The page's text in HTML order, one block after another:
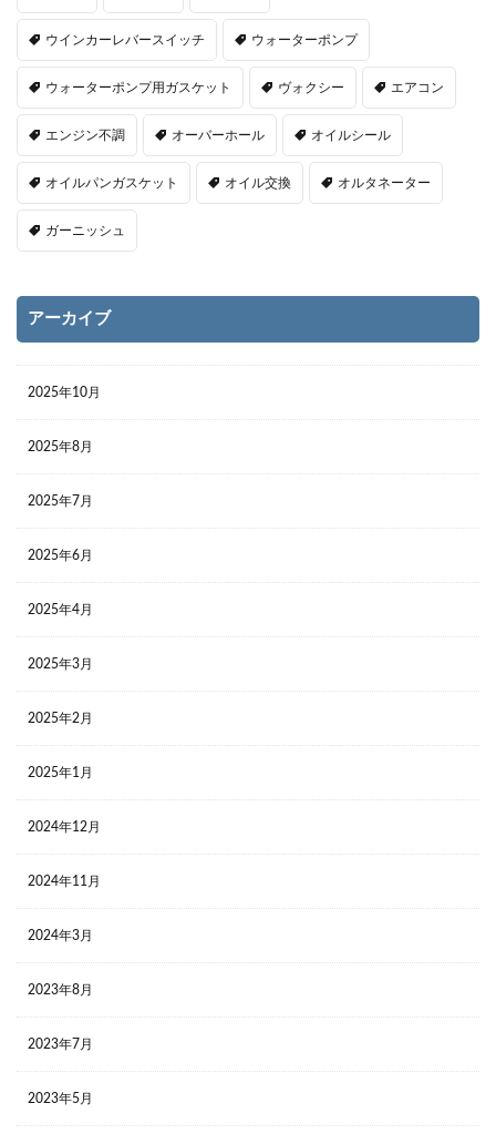
ウインカーレバースイッチ ウォーターポンプ
ウォーターポンプ用ガスケット ヴォクシー エアコン
エンジン不調 オーバーホール オイルシール
オイルパンガスケット オイル交換 オルタネーター
ガーニッシュ
アーカイブ
2025年10月
2025年8月
2025年7月
2025年6月
2025年4月
2025年3月
2025年2月
2025年1月
2024年12月
2024年11月
2024年3月
2023年8月
2023年7月
2023年5月